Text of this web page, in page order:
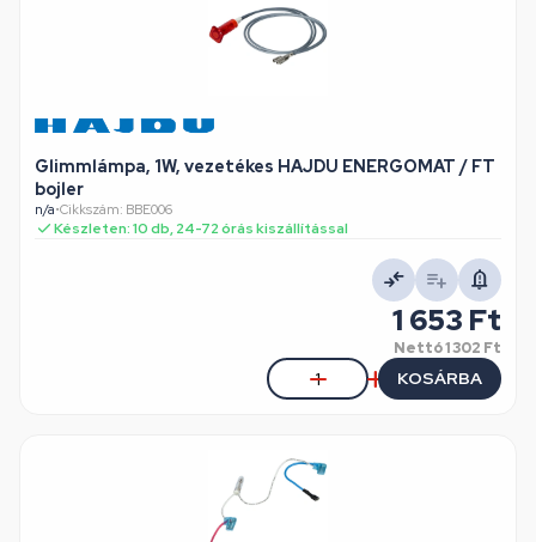
Glimmlámpa, 1W, vezetékes HAJDU ENERGOMAT / FT
bojler
n/a•Cikkszám: BBE006
Készleten: 10 db, 24-72 órás kiszállítással
1 653 Ft
Nettó1 302 Ft
KOSÁRBA